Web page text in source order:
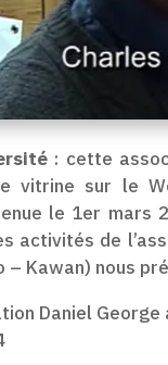
: cette
vitrine sur le
le 1er mars
activités de
– Kawan) nous
Daniel